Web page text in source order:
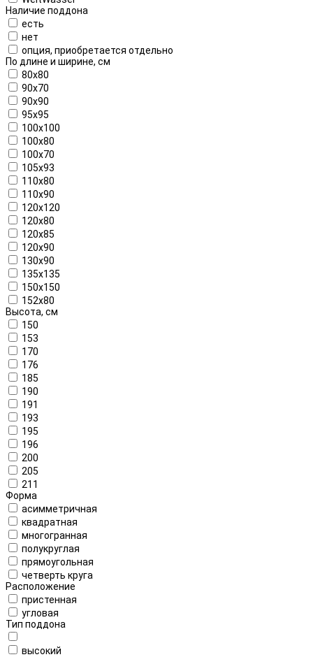
Наличие поддона
есть
нет
опция, приобретается отдельно
По длине и ширине, см
80x80
90x70
90x90
95x95
100x100
100x80
100х70
105x93
110x80
110x90
120x120
120x80
120x85
120x90
130x90
135x135
150x150
152x80
Высота, см
150
153
170
176
185
190
191
193
195
196
200
205
211
Форма
асимметричная
квадратная
многогранная
полукруглая
прямоугольная
четверть круга
Расположение
пристенная
угловая
Тип поддона
высокий